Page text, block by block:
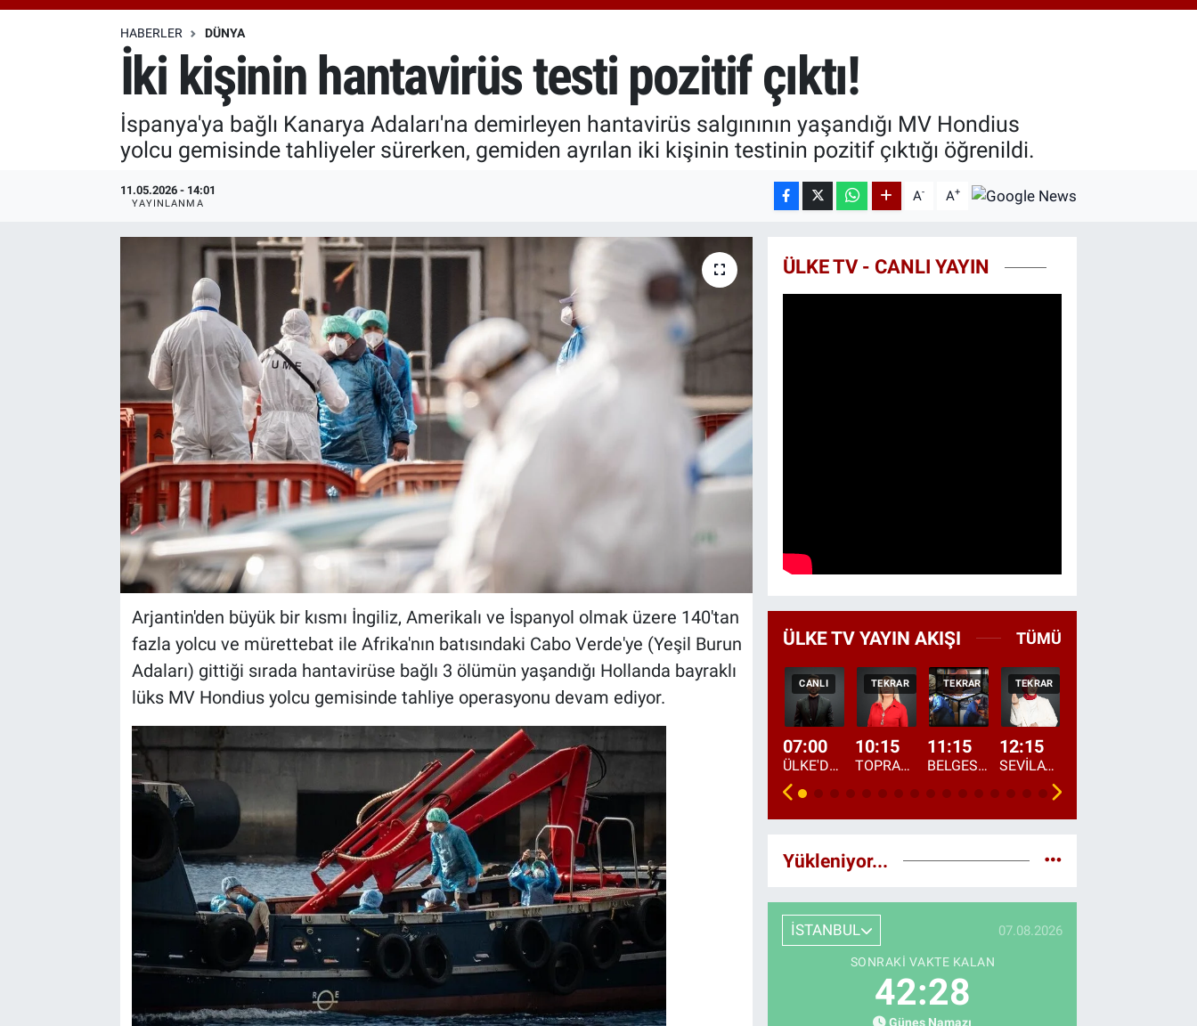
64.225,61
%-0.63
HABERLER DÜNYA
İki kişinin hantavirüs testi pozitif çıktı!
İspanya'ya bağlı Kanarya Adaları'na demirleyen hantavirüs salgınının yaşandığı MV Hondius
yolcu gemisinde tahliyeler sürerken, gemiden ayrılan iki kişinin testinin pozitif çıktığı öğrenildi.
11.05.2026 - 14:01
YAYINLANMA A- A+
Arjantin'den büyük bir kısmı İngiliz, Amerikalı ve İspanyol olmak üzere 140'tan
fazla yolcu ve mürettebat ile Afrika'nın batısındaki Cabo Verde'ye (Yeşil Burun
Adaları) gittiği sırada hantavirüse bağlı 3 ölümün yaşandığı Hollanda bayraklı
lüks MV Hondius yolcu gemisinde tahliye operasyonu devam ediyor.
ÜLKE TV - CANLI YAYIN
ÜLKE TV YAYIN AKIŞI TÜMÜ
CANLI
07:00
ÜLKE'DE BU SABAH
TEKRAR
10:15
TOPRAKTAN SOFRAYA
TEKRAR
11:15
BELGESEL: "ÜLKE'NİN ALIN TERİ"
TEKRAR
12:15
SEVİLAY SUNGUR İLE ELİMİN BEREKETİ
Yükleniyor...
İSTANBUL 07.08.2026
SONRAKI VAKTE KALAN
42:27
Özel Haberler
Özel Haberler
Haber Arşivi